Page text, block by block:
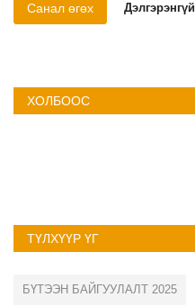
Санал өгөх Дэлгэрэнгүй
ХОЛБООС
ТҮЛХҮҮР ҮГ
БҮТЭЭН БАЙГУУЛАЛТ 2025